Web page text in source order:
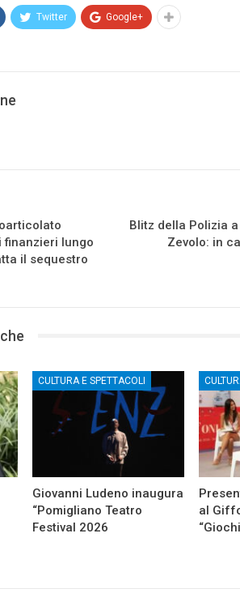
Twitter Google+
lungo
il sequestro
Blitz della Polizia
Zevolo: in
CULTURA E SPETTACOLI
Giovanni Ludeno inaugura
“Pomigliano Teatro
Festival 2026
al